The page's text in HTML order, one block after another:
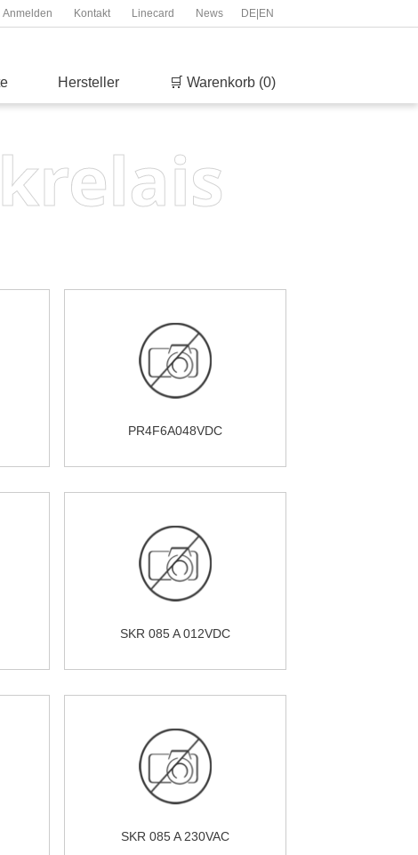
DE| EN
Anmelden Kontakt Linecard News
Hersteller 🛒 Warenkorb (0)
PR4F6A048VDC
SKR 085 A 012VDC
SKR 085 A 230VAC